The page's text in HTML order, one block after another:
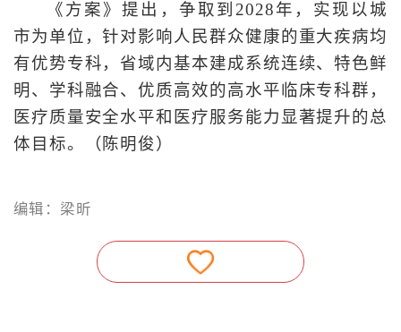
《方案》提出，争取到2028年，实现以城
市为单位，针对影响人民群众健康的重大疾病均
有优势专科，省域内基本建成系统连续、特色鲜
明、学科融合、优质高效的高水平临床专科群，
医疗质量安全水平和医疗服务能力显著提升的总
体目标。（陈明俊）
编辑：梁昕